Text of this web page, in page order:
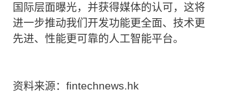
国际层面曝光，并获得媒体的认可，这将
进一步推动我们开发功能更全面、技术更
先进、性能更可靠的人工智能平台。
资料来源：fintechnews.hk